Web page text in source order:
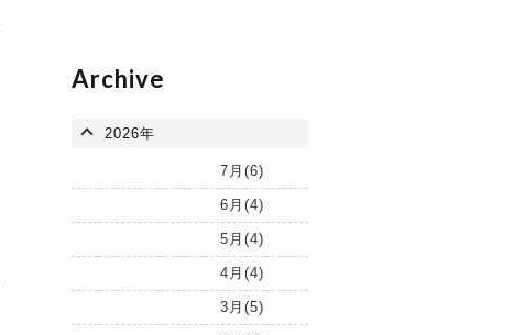
Archive
2026年
7月(6)
6月(4)
5月(4)
4月(4)
3月(5)